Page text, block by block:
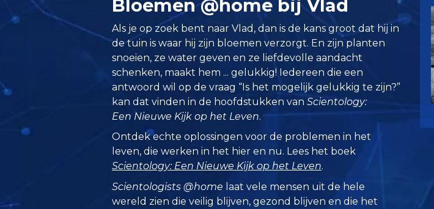
Bloemen @home bij Vlad
Als je op zoek bent naar Vlad, dan is de kans groot dat hij in
de tuin is waar hij zijn bloemen verzorgt. En zijn planten
snoeien, ze water geven en ze liefdevolle aandacht
schenken, maakt hem ... gelukkig! Iedereen die een
antwoord wil op de vraag “Is het mogelijk gelukkig te zijn?”
kan dat vinden in de hoofdstukken vanScientology:
Een Nieuwe Kijk op het Leven.
Ontdek echte oplossingen voor de problemen in het
leven, die werken in het hier en nu. Lees het boek
Scientology: Een Nieuwe Kijk op het Leven.
Scientologists @home laat vele mensen uit de hele
wereld zien die veilig blijven, gezond blijven en die het